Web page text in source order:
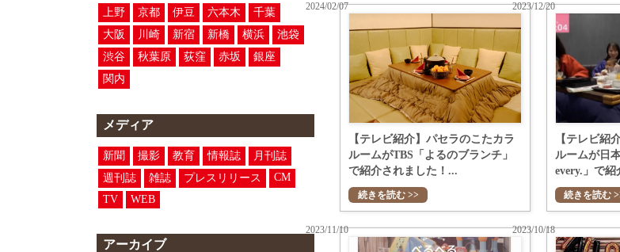
上野 京都 伊豆 六本木
千葉
大阪
川崎 新宿 新橋 横浜
池袋
渋谷
秋葉原 荻窪 赤坂
銀座
関内
メディア
新聞 撮影 教育 情報誌
月刊誌
週刊誌
雑誌 プレスリリース
CM
TV
WEB
アーカイブ
【テレビ紹介】パセラのこたカラ
ルームがTBS「よるのブランチ」
で紹介されました！...
2024/02/07
続きを読む >>
【テレビ紹
ルームが日
every.」で紹
2023/12/20
続きを読む
2023/11/10 2023/10/18